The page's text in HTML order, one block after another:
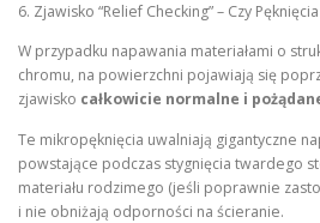
6. Zjawisko “Relief Checking” – Czy
W przypadku napawania materiałami o
chromu, na powierzchni pojawiają się
zjawisko całkowicie normalne i
Te mikropęknięcia uwalniają gigantyczne
powstające podczas stygnięcia twardego
materiału rodzimego (jeśli poprawnie
i nie obniżają odporności na ścieranie.